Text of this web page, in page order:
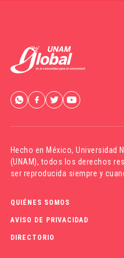
Hecho en México,Universidad
(UNAM), todos los derechos
ser reproducida siempre y
QUIÉNES SOMOS
AVISO DE PRIVACIDAD
DIRECTORIO